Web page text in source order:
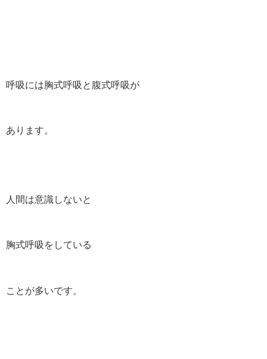
呼吸には胸式呼吸と腹式呼吸が
あります。
人間は意識しないと
胸式呼吸をしている
ことが多いです。